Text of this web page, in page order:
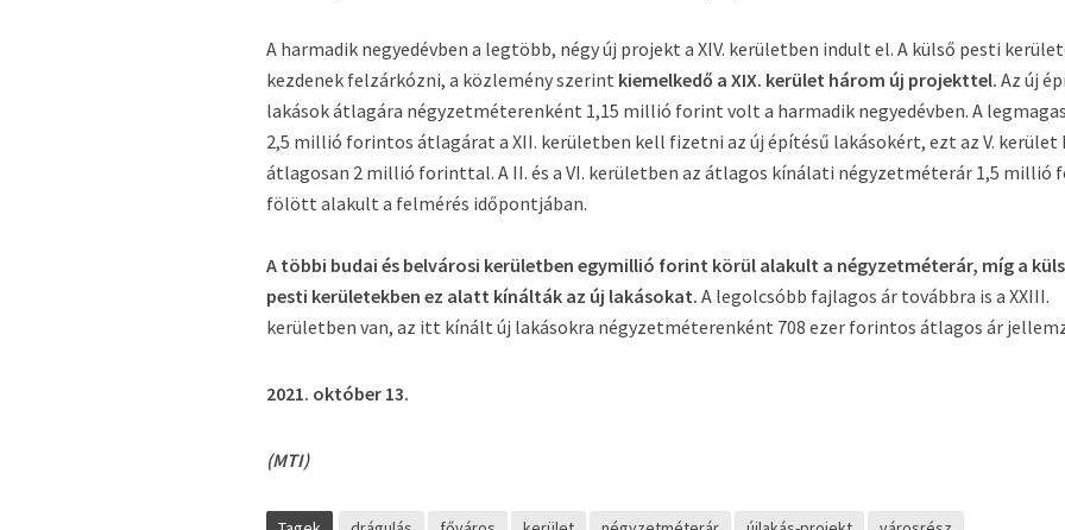
A harmadik negyedévben a legtöbb, négy új projekt a XIV. kerületben indult el. A külső pesti
kezdenek felzárkózni, a közlemény szerint kiemelkedő a XIX. kerület három új projekttel. Az új
lakások átlagára négyzetméterenként 1,15 millió forint volt a harmadik negyedévben. A
2,5 millió forintos átlagárat a XII. kerületben kell fizetni az új építésű lakásokért, ezt az V. kerület
átlagosan 2 millió forinttal. A II. és a VI. kerületben az átlagos kínálati négyzetméterár 1,5 millió
fölött alakult a felmérés időpontjában.
A többi budai és belvárosi kerületben egymillió forint körül alakult a négyzetméterár, míg a
pesti kerületekben ez alatt kínálták az új lakásokat. A legolcsóbb fajlagos ár továbbra is a XXIII.
kerületben van, az itt kínált új lakásokra négyzetméterenként 708 ezer forintos átlagos ár
2021. október 13.
(MTI)